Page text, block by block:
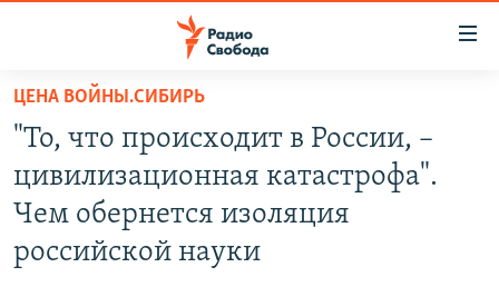
упрощенного
доступа
основному
содержанию
Вернутся
ПРОГРАММЫ
ПОДКАСТЫ
АВТОРСКИЕ ПРОЕКТЫ
ЦИТАТЫ СВОБОДЫ
ЦЕНА ВОЙНЫ.СИБИРЬ
"То, что происходит в России, –
цивилизационная катастрофа".
Чем обернется изоляция
российской науки